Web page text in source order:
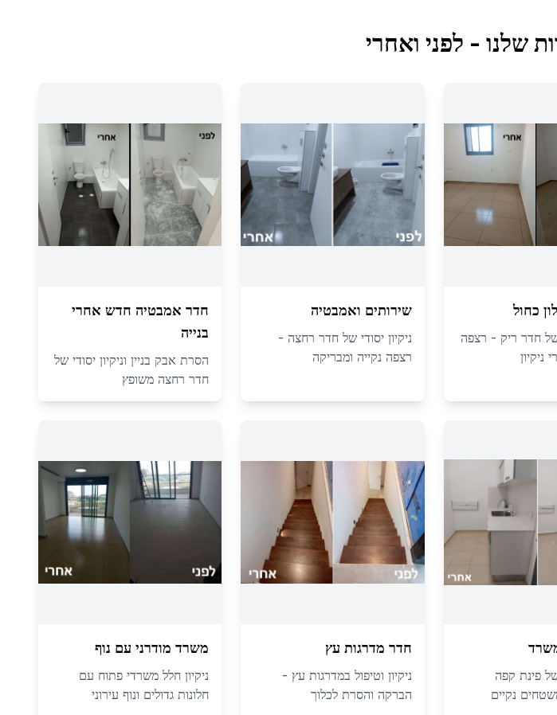
שלנו - לפני ואחרי
כחול
של חדר ריק - רצפה
ניקיון
שירותים ואמבטיה
ניקיון יסודי של חדר רחצה -
רצפה נקייה ומבריקה
חדר אמבטיה חדש אחרי
בנייה
הסרת אבק בניין וניקיון יסודי של
חדר רחצה משופץ
של פינת קפה
נקיים
חדר מדרגות עץ
ניקיון וטיפול במדרגות עץ -
הברקה והסרת לכלוך
משרד מודרני עם נוף
ניקיון חלל משרדי פתוח עם
חלונות גדולים ונוף עירוני